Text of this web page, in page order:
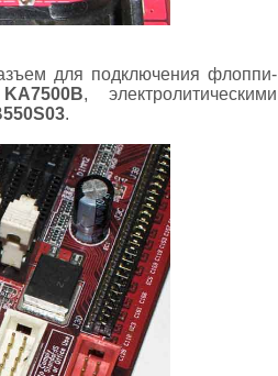
для подключения флоппи-
KA7500B, электролитическими
.